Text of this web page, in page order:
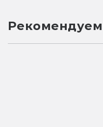
Рекомендуем